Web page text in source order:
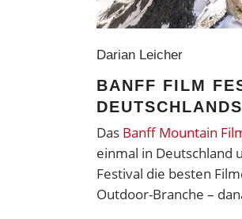
Darian Leicher
BANFF FILM
Das Banff Mountain
einmal in Deutschland
Festival die besten
Outdoor-Branche –